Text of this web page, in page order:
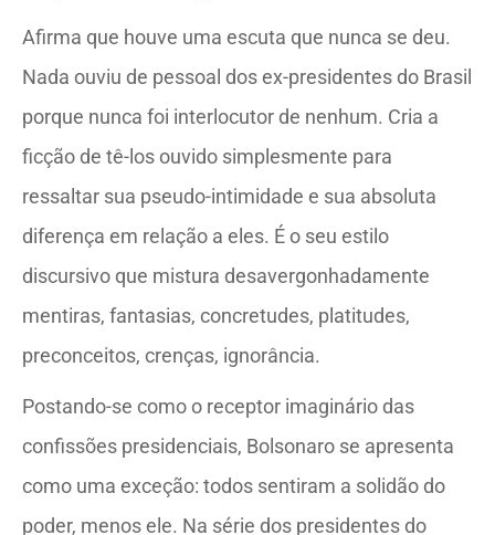
Afirma que houve uma escuta que nunca se deu.
Nada ouviu de pessoal dos ex-presidentes do Brasil
porque nunca foi interlocutor de nenhum. Cria a
ficção de tê-los ouvido simplesmente para
ressaltar sua pseudo-intimidade e sua absoluta
diferença em relação a eles. É o seu estilo
discursivo que mistura desavergonhadamente
mentiras, fantasias, concretudes, platitudes,
preconceitos, crenças, ignorância.
Postando-se como o receptor imaginário das
confissões presidenciais, Bolsonaro se apresenta
como uma exceção: todos sentiram a solidão do
poder, menos ele. Na série dos presidentes do